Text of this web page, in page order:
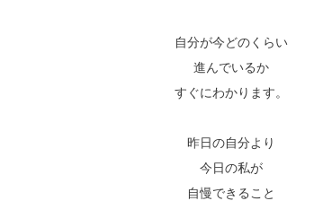
自分が今どのくらい
進んでいるか
すぐにわかります。
昨日の自分より
今日の私が
自慢できること